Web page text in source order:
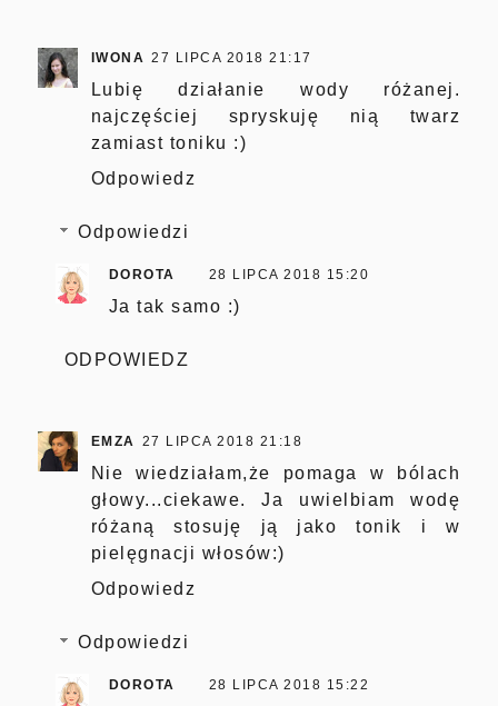
IWONA 27 LIPCA 2018 21:17
Lubię działanie wody różanej.
najczęściej spryskuję nią twarz
zamiast toniku :)
Odpowiedz
Odpowiedzi
DOROTA 28 LIPCA 2018 15:20
Ja tak samo :)
ODPOWIEDZ
EMZA 27 LIPCA 2018 21:18
Nie wiedziałam,że pomaga w bólach
głowy...ciekawe. Ja uwielbiam wodę
różaną stosuję ją jako tonik i w
pielęgnacji włosów:)
Odpowiedz
Odpowiedzi
DOROTA 28 LIPCA 2018 15:22